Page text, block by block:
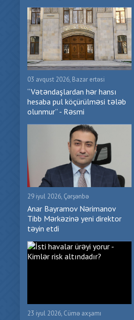
03 avqust 2026, Bazar ertəsi
“Vətəndaşlardan hər hansı
hesaba pul köçürülməsi tələb
olunmur” - Rəsmi
29 iyul 2026, Çərşənbə
Anar Bayramov Nərimanov
Tibb Mərkəzinə yeni direktor
təyin etdi
23 iyul 2026, Cümə axşamı